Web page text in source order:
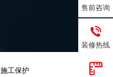
施工保护
售前咨询
装修热线